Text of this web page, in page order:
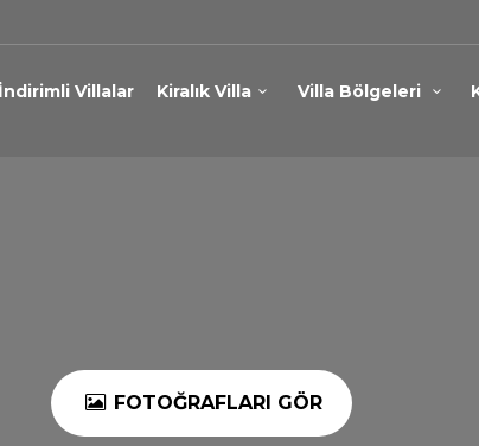
İndirimli Villalar Kiralık Villa Villa Bölgeleri
FOTOĞRAFLARI GÖR